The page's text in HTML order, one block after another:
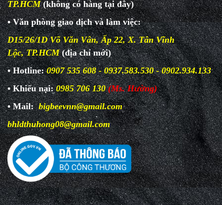
TP.HCM (không có hàng tại đây)
• Văn phòng giao dịch và làmviệc:
D15/26/1D Võ Văn Vân, Ấp 22, X. Tân Vĩnh
Lộc, TP.HCM(địa chỉ mới)
• Hotline:0907 535 608 - 0937.583.530 - 0902.934.133
• Khiếu nại: 0985 706 130 (Ms. Hường)
• Mail:bigbeevnn@gmail.com
bhldthuhong08@gmail.com